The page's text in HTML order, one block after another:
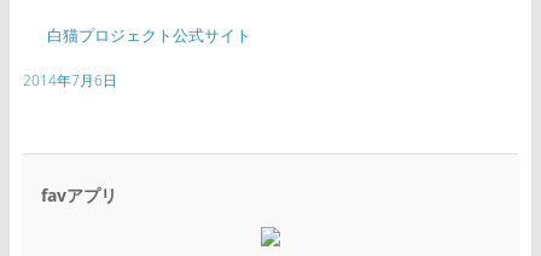
白猫プロジェクト公式サイト
2014年7月6日
favアプリ